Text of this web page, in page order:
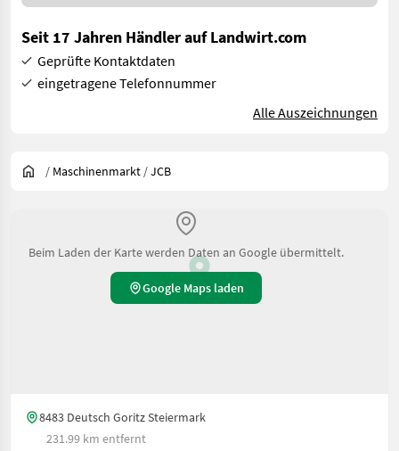
Seit 17 Jahren Händler auf Landwirt.com
Geprüfte Kontaktdaten
eingetragene Telefonnummer
Alle Auszeichnungen
/ Maschinenmarkt /JCB
Beim Laden der Karte werden Daten an Google übermittelt.
Google Maps laden
8483 Deutsch Goritz Steiermark
231.99 km entfernt